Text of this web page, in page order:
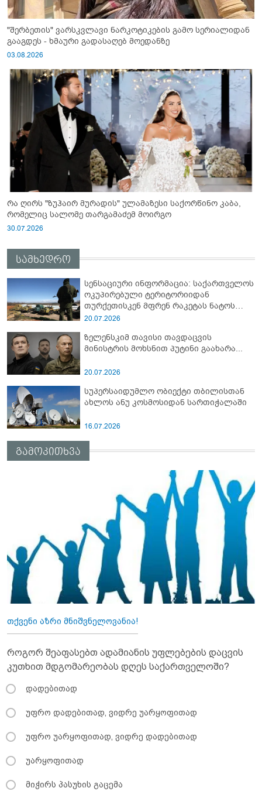
"შერბეთის" ვარსკვლავი ნარკოტიკების გამო სერიალიდან
გააგდეს - ხმაური გადასაღებ მოედანზე
03.08.2026
რა ღირს "ზუჰაირ მურადის" ულამაზესი საქორწინო კაბა,
რომელიც სალომე თარგამაძემ მოირგო
30.07.2026
სამხედრო
სენსაციური ინფორმაცია: საქართველოს
ოკუპირებული ტერიტორიიდან
თურქეთისკენ მფრენ რაკეტას ნატოს
სამიტი კინაღამ ჩაუშლია
20.07.2026
ზელენსკიმ თავისი თავდაცვის
მინისტრის მოხსნით პუტინი გაახარა...
20.07.2026
სუპერსაიდუმლო ობიექტი თბილისთან
ახლოს ანუ კოსმოსიდან სართიჭალაში
16.07.2026
გამოკითხვა
თქვენი აზრი მნიშვნელოვანია!
როგორ შეაფასებთ ადამიანის უფლებების დაცვის
კუთხით მდგომარეობას დღეს საქართველოში?
დადებითად
უფრო დადებითად, ვიდრე უარყოფითად
უფრო უარყოფითად, ვიდრე დადებითად
უარყოფითად
მიჭირს პასუხის გაცემა